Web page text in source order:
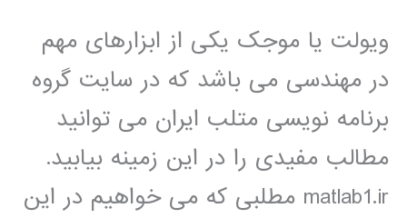
ویولت یا موجک یکی از ابزارهای مهم
در مهندسی می باشد که در سایت گروه
برنامه نویسی متلب ایران می توانید
مطالب مفیدی را در این زمینه بیابید.
matlab1.ir مطلبی که می خواهیم در این